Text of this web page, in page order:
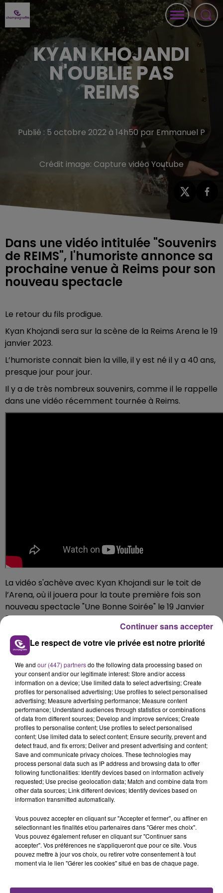
KYAN KHOJANDI
N'OUBLIE PAS
REIMS
Publié : 5 octobre 2022 à 14h50 par Emmanuel P
Crédit image: Capture vidéo Youtube
Dans une vidéo intitulée "Souvenirs
de REIMS", l'humoriste annonce sa
prochaine venue à Reims pour son
nouveau spectacle
Le retour du fils prodigue.
Kyan Khojandi sera sur la scène de la Reims Arena le 19
janvier 2023.
L’humoriste connait bien la ville, il y est né il y a 40 ans,
presque jour pour jour.
Il y a de très nombreux souvenirs, comme il le rappelle
dans une vidéo récemment tournée à Reims.
La vidéo s'achève avec Kyan Khojandi sur le toit de
l’Arena, où il jouera pour la toute première fois son
nouveau spectacle "Une Bonne Soirée" le 19 Janvier
2023.
Locations et informations
www.pleaseplease.fret points de vente habituels
FIL D'ACTU
JAMAIS SANS MON FRÈRE
Julien Fourel n'a plus donné signé de vie depuis 5
mois. Sa sœur poursuit ses recherches pour le
retrouver.
Le respect de votre vie privée est notre priorité
We and our (447) partnersdo the following data processing based on
your consent and/or our legitimate interest: Store and/or access
information on a device; Use limited data to select advertising; Create
profiles for personalised advertising; Use profiles to select personalised
advertising; Measure advertising performance; Measure content
performance; Understand audiences through statistics or combinations
of data from different sources; Develop and improve services; Create
profiles to personalise content; Use profiles to select personalised
content; Use limited data to select content; Ensure security, prevent and
detect fraud, and fix errors; Deliver and present advertising and content;
Save and communicate privacy choices. These technologies may
process personal data such as IP address and browsing data to offer
following functionalities: Identify devices based on information actively
requested; Use precise geolocation data; Match and combine data from
other data sources; Link different devices; Identify devices based on
information transmitted automatically.
Vous pouvez accepter en cliquant sur "Accepter et fermer", ou affiner en
sélectionnant les finalités et/ou partenaires dans "Gérer mes choix".
Vous pouvez également refuser en cliquant sur "Continuer sans
accepter". Vos préférences ne s'appliqueront que pour ce site. Vous
pouvez mettre à jour vos choix, ou retirer votre consentement à tout
moment via le lien "Gérer les cookies" situé en bas de chaque page.
Continuer sans accepter